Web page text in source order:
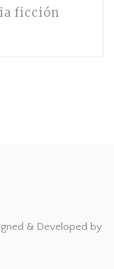
ficción
& Developed by